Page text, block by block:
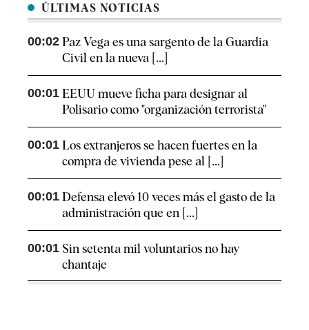
ÚLTIMAS NOTICIAS
00:02 Paz Vega es una sargento de la Guardia
Civil en la nueva [...]
00:01 EEUU mueve ficha para designar al
Polisario como "organización terrorista"
00:01 Los extranjeros se hacen fuertes en la
compra de vivienda pese al [...]
00:01 Defensa elevó 10 veces más el gasto de la
administración que en [...]
00:01 Sin setenta mil voluntarios no hay
chantaje